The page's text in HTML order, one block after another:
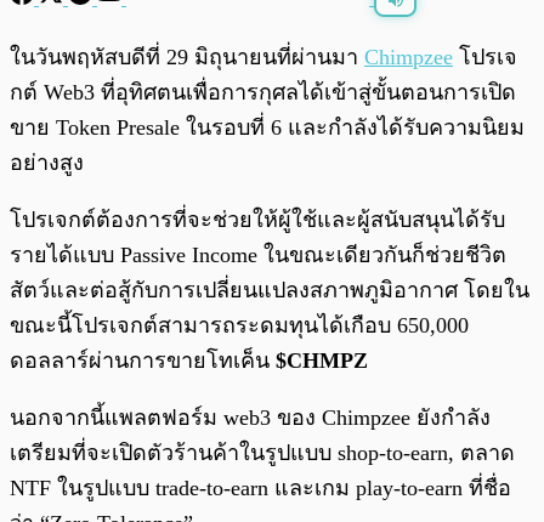
พร้อมเล่น /0:00
ในวันพฤหัสบดีที่ 29 มิถุนายนที่ผ่านมา Chimpzee โปรเจ
กต์ Web3 ที่อุทิศตนเพื่อการกุศลได้เข้าสู่ขั้นตอนการเปิด
ขาย Token Presale ในรอบที่ 6 และกำลังได้รับความนิยม
อย่างสูง
โปรเจกต์ต้องการที่จะช่วยให้ผู้ใช้และผู้สนับสนุนได้รับ
รายได้แบบ Passive Income ในขณะเดียวกันก็ช่วยชีวิต
สัตว์และต่อสู้กับการเปลี่ยนแปลงสภาพภูมิอากาศ โดยใน
ขณะนี้โปรเจกต์สามารถระดมทุนได้เกือบ 650,000
ดอลลาร์ผ่านการขายโทเค็น $CHMPZ
นอกจากนี้แพลตฟอร์ม web3 ของ Chimpzee ยังกำลัง
เตรียมที่จะเปิดตัวร้านค้าในรูปแบบ shop-to-earn, ตลาด
NTF ในรูปแบบ trade-to-earn และเกม play-to-earn ที่ชื่อ